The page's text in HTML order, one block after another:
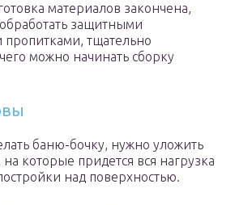
материалов закончена,
защитными
пропитками, тщательно
можно начинать сборку
баню-бочку, нужно уложить
которые придется вся нагрузка
над поверхностью.